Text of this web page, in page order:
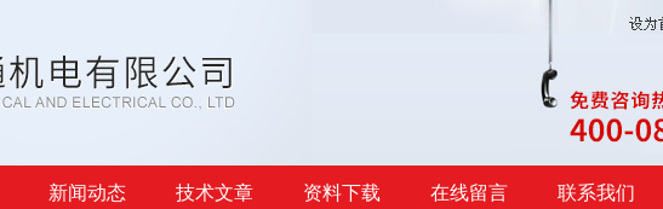
新闻动态 技术文章 资料下载 在线留言 联系我们